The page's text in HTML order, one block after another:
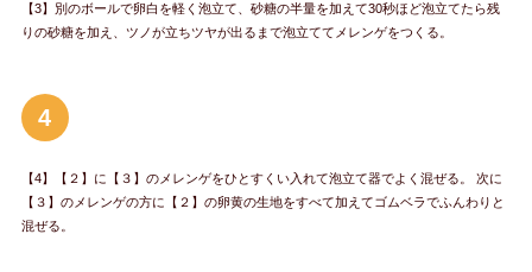
【3】別のボールで卵白を軽く泡立て、砂糖の半量を加えて30秒ほど泡立てたら残
りの砂糖を加え、ツノが立ちツヤが出るまで泡立ててメレンゲをつくる。
4
【4】【２】に【３】のメレンゲをひとすくい入れて泡立て器でよく混ぜる。 次に
【３】のメレンゲの方に【２】の卵黄の生地をすべて加えてゴムベラでふんわりと
混ぜる。